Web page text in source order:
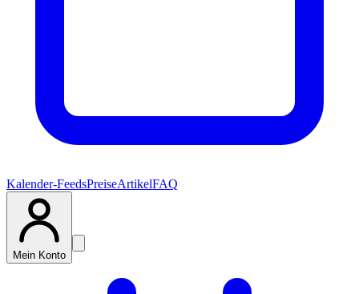
Kalender-FeedsPreiseArtikelFAQ
Mein Konto